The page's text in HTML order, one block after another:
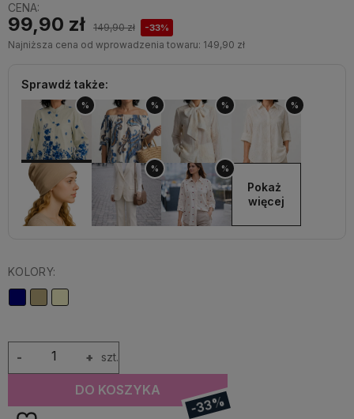
CENA:
99,90 zł 149,90 zł -33%
Najniższa cena od wprowadzenia towaru: 149,90 zł
Sprawdź także:
% % % %
% %
Pokaż
więcej
KOLORY:
+
- szt.
DO KOSZYKA
-33%